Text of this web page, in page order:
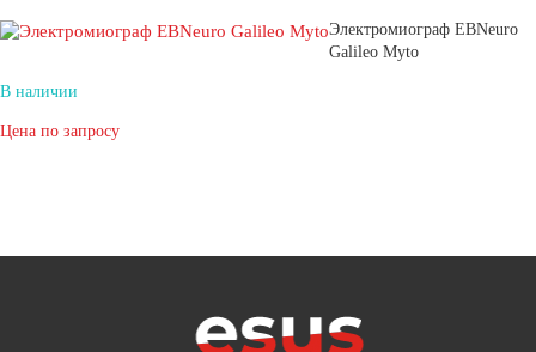
Электромиограф EBNeuro
Galileo Myto
В наличии
Цена по запросу